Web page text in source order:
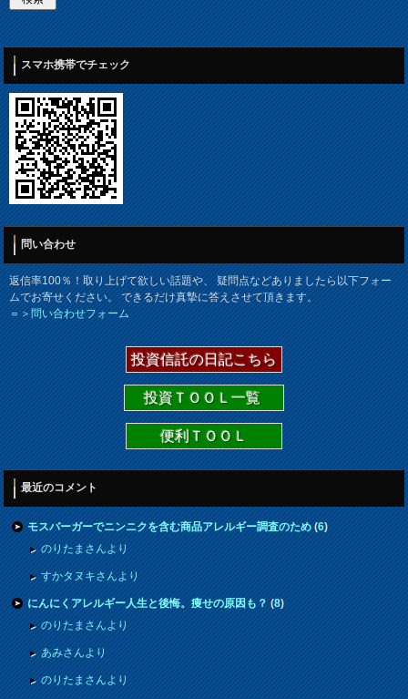
スマホ携帯でチェック
問い合わせ
返信率100％！取り上げて欲しい話題や、 疑問点などありましたら以下フォー
ムでお寄せください。 できるだけ真摯に答えさせて頂きます。
＝＞問い合わせフォーム
投資信託の日記こちら
投資ＴＯＯＬ一覧
便利ＴＯＯＬ
最近のコメント
モスバーガーでニンニクを含む商品アレルギー調査のため(6)
のりたまさんより
すかタヌキさんより
にんにくアレルギー人生と後悔。痩せの原因も？(8)
のりたまさんより
あみさんより
のりたまさんより